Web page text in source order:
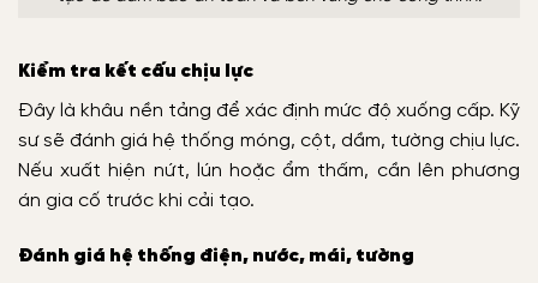
Kiểm tra kết cấu chịu lực
Đây là khâu nền tảng để xác định mức độ xuống cấp. Kỹ
sư sẽ đánh giá hệ thống móng, cột, dầm, tường chịu lực.
Nếu xuất hiện nứt, lún hoặc ẩm thấm, cần lên phương
án gia cố trước khi cải tạo.
Đánh giá hệ thống điện, nước, mái, tường